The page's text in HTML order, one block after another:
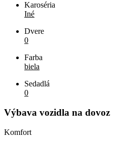
Karoséria
Iné
Dvere
0
Farba
biela
Sedadlá
0
Výbava vozidla na dovoz
Komfort